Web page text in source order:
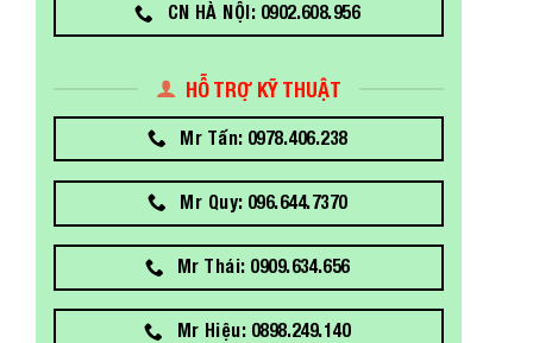
CN HÀ NỘI: 0902.608.956
HỖ TRỢ KỸ THUẬT
Mr Tấn: 0978.406.238
Mr Quy: 096.644.7370
Mr Thái: 0909.634.656
Mr Hiệu: 0898.249.140